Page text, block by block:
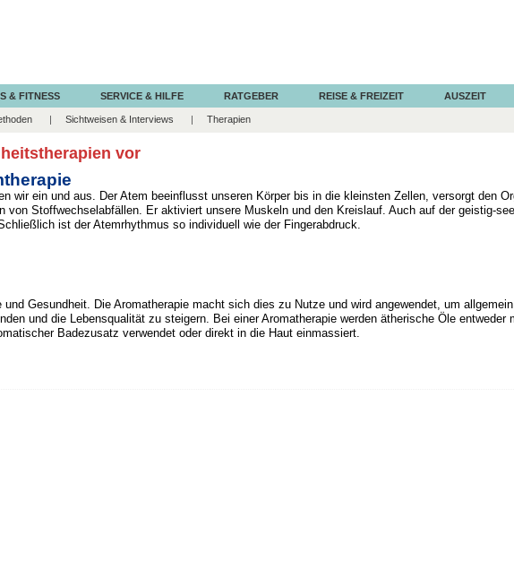
& FITNESS SERVICE & HILFE RATGEBER REISE & FREIZEIT AUSZEIT
Sichtweisen & Interviews Therapien
vor
wir ein und aus. Der Atem beeinflusst unseren Körper bis in die kleinsten Zellen, versorgt den
von Stoffwechselabfällen. Er aktiviert unsere Muskeln und den Kreislauf. Auch auf der geistig-
ist der Atemrhythmus so individuell wie der Fingerabdruck.
und Gesundheit. Die Aromatherapie macht sich dies zu Nutze und wird angewendet, um
und die Lebensqualität zu steigern. Bei einer Aromatherapie werden ätherische Öle entweder
Badezusatz verwendet oder direkt in die Haut einmassiert.